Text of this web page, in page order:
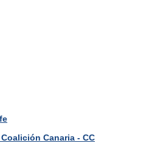
Coalición Canaria - CC